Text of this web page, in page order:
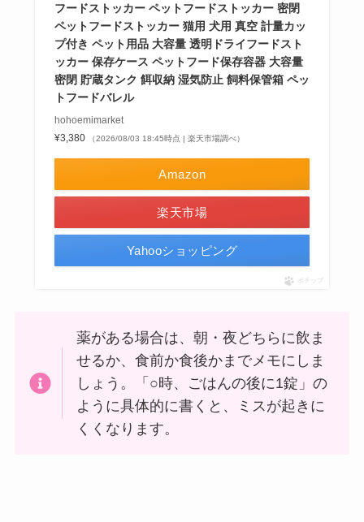
フードストッカー ペットフードストッカー 密閉
ペットフードストッカー 猫用 犬用 真空 計量カッ
プ付き ペット用品 大容量 透明ドライフードスト
ッカー 保存ケース ペットフード保存容器 大容量
密閉 貯蔵タンク 餌収納 湿気防止 飼料保管箱 ペッ
トフードバレル
hohoemimarket
¥3,380
（2026/08/03 18:45時点 | 楽天市場調べ）
Amazon
楽天市場
Yahooショッピング
ポチップ
薬がある場合は、朝・夜どちらに飲ま
せるか、食前か食後かまでメモにしま
しょう。「○時、ごはんの後に1錠」の
ように具体的に書くと、ミスが起きに
くくなります。